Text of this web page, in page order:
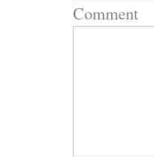
Comment